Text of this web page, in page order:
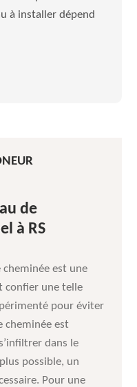
à installer dépend
de
à RS
cheminée est une
confier une telle
pour éviter
cheminée est
dans le
possible, un
Pour une